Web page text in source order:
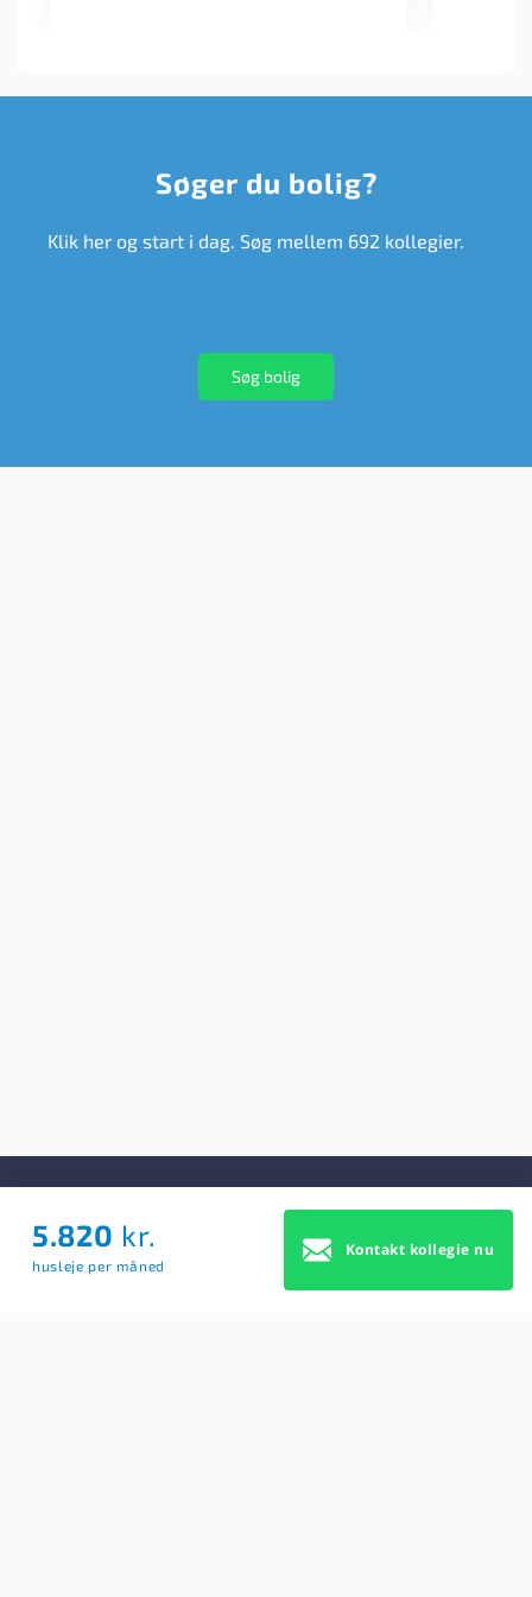
5.820 kr.
husleje per måned
Kontakt kollegie nu
Søger du bolig?
Klik her og start i dag. Søg mellem 692 kollegier.
Søg bolig